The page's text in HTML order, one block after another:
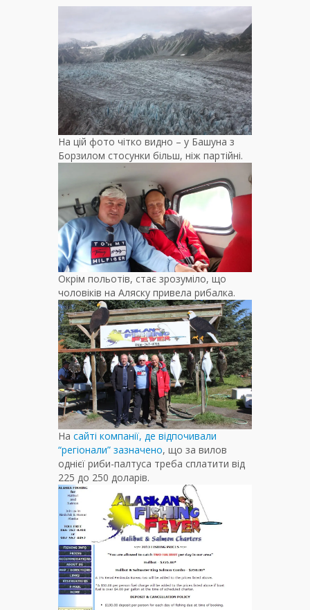
На цій фото чітко видно – у Башуна з
Борзилом стосунки більш, ніж партійні.
Окрім польотів, стає зрозуміло, що
чоловіків на Аляску привела рибалка.
На сайті компанії, де відпочивали
“регіонали” зазначено, що за вилов
однієї риби-палтуса треба сплатити від
225 до 250 доларів.